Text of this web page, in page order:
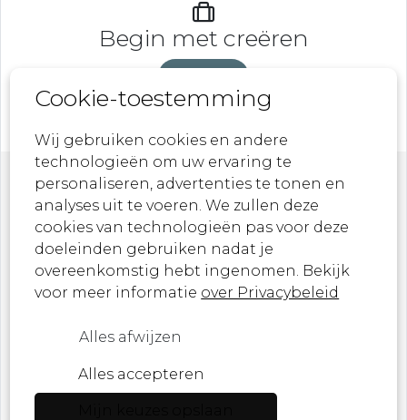
Begin met creëren
Nieuwsbrief
Laat je inspireren door onze nieuwste
ontwerpen, kunstwerken en aankomende
evenementen!
Ik ben een ...
Cookie-toestemming
Wij gebruiken cookies en andere
technologieën om uw ervaring te
personaliseren, advertenties te tonen en
analyses uit te voeren. We zullen deze
cookies van technologieën pas voor deze
doeleinden gebruiken nadat je
overeenkomstig hebt ingenomen. Bekijk
voor meer informatie over Privacybeleid
Alles afwijzen
Alles accepteren